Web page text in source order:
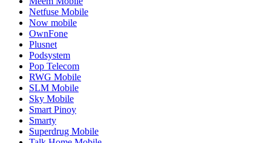
Netfuse Mobile
Now mobile
OwnFone
Plusnet
Podsystem
Pop Telecom
RWG Mobile
SLM Mobile
Sky Mobile
Smart Pinoy
Smarty
Superdrug Mobile